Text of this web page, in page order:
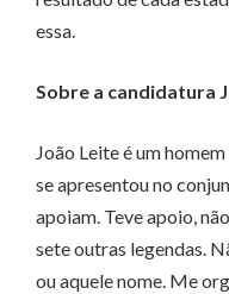
essa.
Sobre a candidatura
João Leite é um
se apresentou no
apoiam. Teve apoio,
sete outras legendas.
ou aquele nome. Me